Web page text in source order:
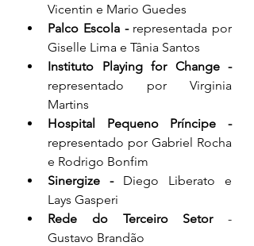
Vicentin e Mario Guedes
Palco Escola - representada por
Giselle Lima e Tânia Santos
Instituto Playing for Change -
representado por Virginia
Martins
Hospital Pequeno Príncipe -
representado por Gabriel Rocha
e Rodrigo Bonfim
Sinergize - Diego Liberato
e
Lays Gasperi
Rede do Terceiro Setor -
Gustavo Brandão